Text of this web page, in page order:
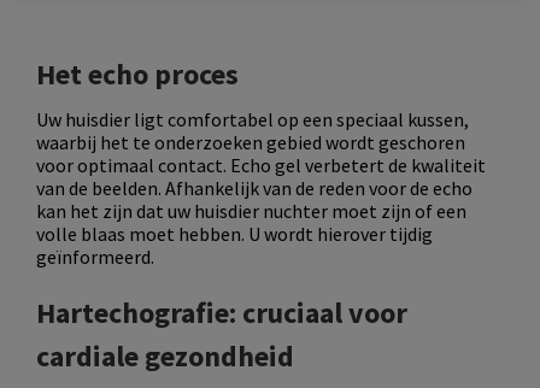
Het echo proces
Uw huisdier ligt comfortabel op een speciaal kussen,
waarbij het te onderzoeken gebied wordt geschoren
voor optimaal contact. Echo gel verbetert de kwaliteit
van de beelden. Afhankelijk van de reden voor de echo
kan het zijn dat uw huisdier nuchter moet zijn of een
volle blaas moet hebben. U wordt hierover tijdig
geïnformeerd.
Hartechografie: cruciaal voor
cardiale gezondheid